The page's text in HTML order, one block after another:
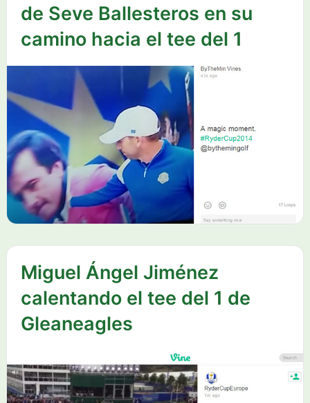
de Seve Ballesteros en su
camino hacia el tee del 1
Miguel Ángel Jiménez
calentando el tee del 1 de
Gleaneagles